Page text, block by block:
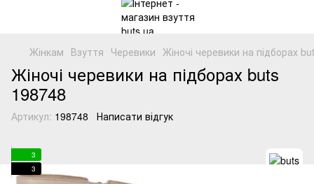
Жінкам Взуття Черевики Жіночі черевики на підборах
Жіночі черевики на підборах buts
198748
Артикул: 198748 Написати відгук
3
3